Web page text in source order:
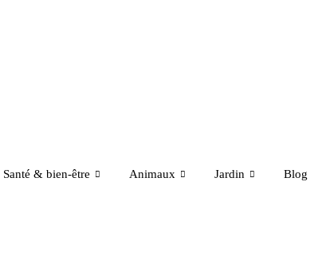
Santé & bien-être Animaux Jardin Blog